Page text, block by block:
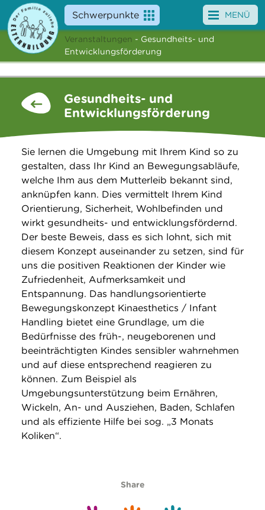
Schwerpunkte
Angebote
News
Über uns
Suche
MENÜ
Veranstaltungen - Gesundheits- und
Entwicklungsförderung
Gesundheits- und
Entwicklungsförderung
Sie lernen die Umgebung mit Ihrem Kind so zu
gestalten, dass Ihr Kind an Bewegungsabläufe,
welche Ihm aus dem Mutterleib bekannt sind,
anknüpfen kann. Dies vermittelt Ihrem Kind
Orientierung, Sicherheit, Wohlbefinden und
wirkt gesundheits- und entwicklungsfördernd.
Der beste Beweis, dass es sich lohnt, sich mit
diesem Konzept auseinander zu setzen, sind für
uns die positiven Reaktionen der Kinder wie
Zufriedenheit, Aufmerksamkeit und
Entspannung. Das handlungsorientierte
Bewegungskonzept Kinaesthetics / Infant
Handling bietet eine Grundlage, um die
Bedürfnisse des früh-, neugeborenen und
beeinträchtigten Kindes sensibler wahrnehmen
und auf diese entsprechend reagieren zu
können. Zum Beispiel als
Umgebungsunterstützung beim Ernähren,
Wickeln, An- und Ausziehen, Baden, Schlafen
und als effiziente Hilfe bei sog. „3 Monats
Koliken“.
Share